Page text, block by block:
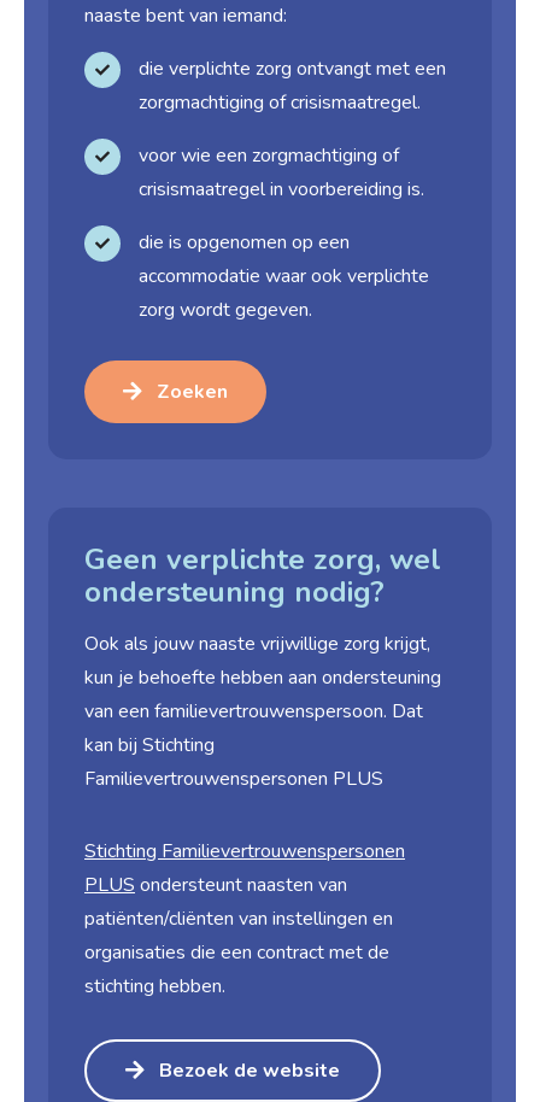
naaste bent van iemand:
die verplichte zorg ontvangt met een
zorgmachtiging of crisismaatregel.
voor wie een zorgmachtiging of
crisismaatregel in voorbereiding is.
die is opgenomen op een
accommodatie waar ook verplichte
zorg wordt gegeven.
Zoeken
Geen verplichte zorg, wel
ondersteuning nodig?
Ook als jouw naaste vrijwillige zorg krijgt,
kun je behoefte hebben aan ondersteuning
van een familievertrouwenspersoon. Dat
kan bij Stichting
Familievertrouwenspersonen PLUS
Stichting Familie­vertrouwens­personen
PLUS ondersteunt naasten van
patiënten/cliënten van instellingen en
organisaties die een contract met de
stichting hebben.
Bezoek de website